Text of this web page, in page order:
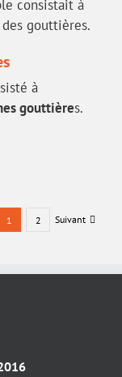
consistait à
gouttières.
à
gouttières.
1 2 Suivant